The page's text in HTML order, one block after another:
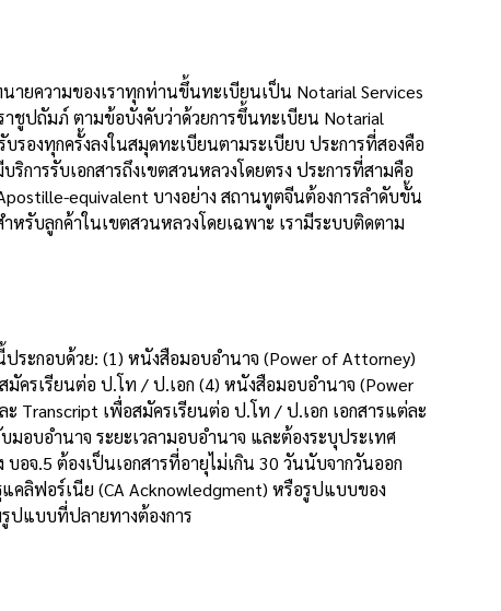
ายความของเราทุกท่านขึ้นทะเบียนเป็น Notarial Services
ชูปถัมภ์ ตามข้อบังคับว่าด้วยการขึ้นทะเบียน Notarial
องทุกครั้งลงในสมุดทะเบียนตามระเบียบ ประการที่สองคือ
การรับเอกสารถึงเขตสวนหลวงโดยตรง ประการที่สามคือ
equivalent บางอย่าง สถานทูตจีนต้องการลำดับขั้น
รับลูกค้าในเขตสวนหลวงโดยเฉพาะ เรามีระบบติดตาม
ระกอบด้วย: (1) หนังสือมอบอำนาจ (Power of Attorney)
ครเรียนต่อ ป.โท / ป.เอก (4) หนังสือมอบอำนาจ (Power
Transcript เพื่อสมัครเรียนต่อ ป.โท / ป.เอก เอกสารแต่ละ
อบอำนาจ ระยะเวลามอบอำนาจ และต้องระบุประเทศ
จ.5 ต้องเป็นเอกสารที่อายุไม่เกิน 30 วันนับจากวันออก
ลิฟอร์เนีย (CA Acknowledgment) หรือรูปแบบของ
ปแบบที่ปลายทางต้องการ